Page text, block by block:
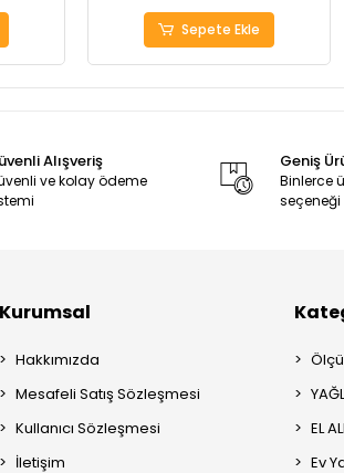
Sepete Ekle
Alışveriş
ve kolay ödeme
Geniş
Binlerce
seçeneği
Kurumsal
Hakkımızda
Mesafeli Satış Sözleşmesi
Kullanıcı Sözleşmesi
İletişim
EL
Ev